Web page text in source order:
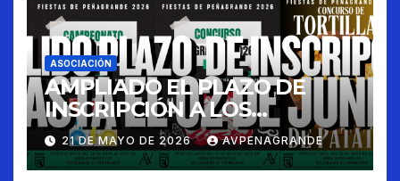
ASOCIACIÓN
AMPLIADO EL PLAZO DE
INSCRIPCIÓN A LOS
CONCURSOS FIESTAS 2026
21 DE MAYO DE 2026 AVPENAGRANDE